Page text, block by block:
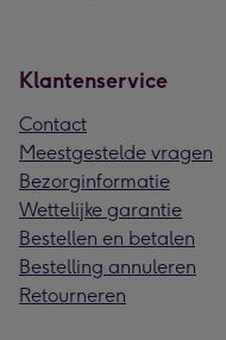
Klantenservice
Contact
Meestgestelde vragen
Bezorginformatie
Wettelijke garantie
Bestellen en betalen
Bestelling annuleren
Retourneren